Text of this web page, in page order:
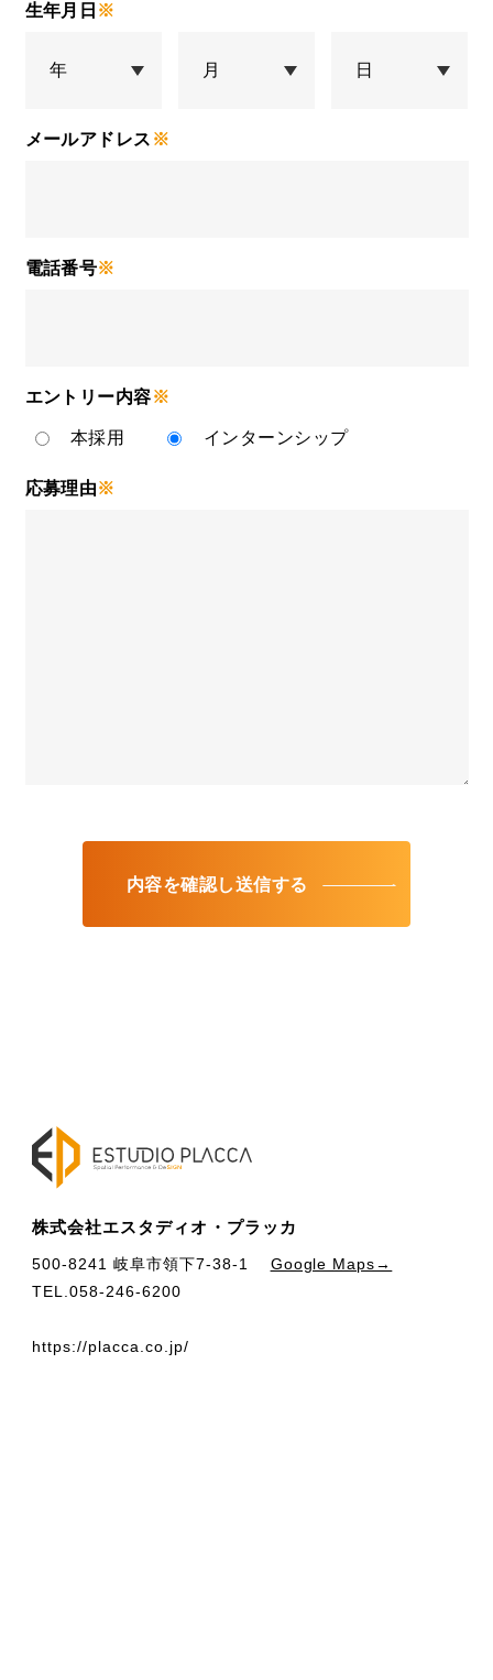
生年月日 ※
メールアドレス ※
電話番号※
エントリー内容※
本採用 インターンシップ
応募理由※
内容を確認し送信する
株式会社エスタディオ・プラッカ
500-8241 岐阜市領下7-38-1 Google Maps→
TEL.058-246-6200
https://placca.co.jp/